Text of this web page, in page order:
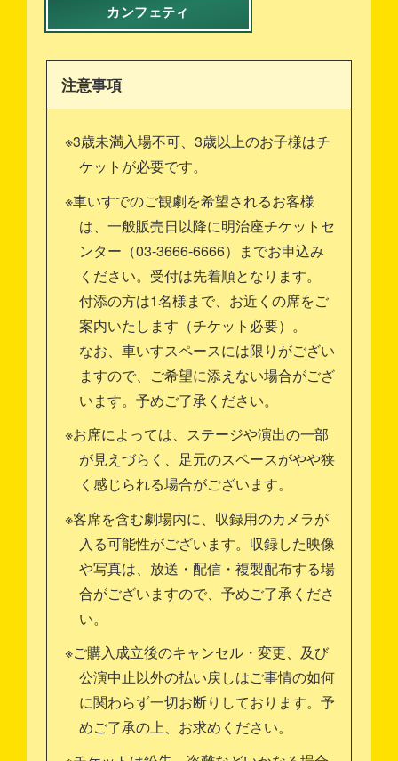
カンフェティ
注意事項
※3歳未満入場不可、3歳以上のお子様はチ
ケットが必要です。
※車いすでのご観劇を希望されるお客様
は、一般販売日以降に明治座チケットセ
ンター（03-3666-6666）までお申込み
ください。受付は先着順となります。
付添の方は1名様まで、お近くの席をご
案内いたします（チケット必要）。
なお、車いすスペースには限りがござい
ますので、ご希望に添えない場合がござ
います。予めご了承ください。
※お席によっては、ステージや演出の一部
が見えづらく、足元のスペースがやや狭
く感じられる場合がございます。
※客席を含む劇場内に、収録用のカメラが
入る可能性がございます。収録した映像
や写真は、放送・配信・複製配布する場
合がございますので、予めご了承くださ
い。
※ご購入成立後のキャンセル・変更、及び
公演中止以外の払い戻しはご事情の如何
に関わらず一切お断りしております。予
めご了承の上、お求めください。